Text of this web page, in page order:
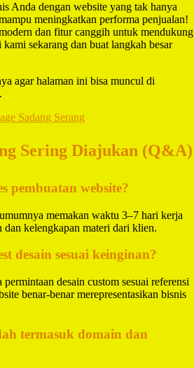
Anda dengan website yang tak hanya
meningkatkan performa penjualan!
dan fitur canggih untuk mendukung
sekarang dan buat langkah besar
agar halaman ini bisa muncul di
Sadang Serang
Sering Diajukan (Q&A)
pembuatan website?
memakan waktu 3–7 hari kerja
kelengkapan materi dari klien.
desain sesuai keinginan?
desain custom sesuai referensi
benar-benar merepresentasikan bisnis
termasuk domain dan